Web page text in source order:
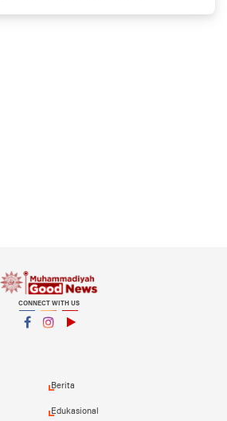
CONNECT WITH US
Berita
Edukasional